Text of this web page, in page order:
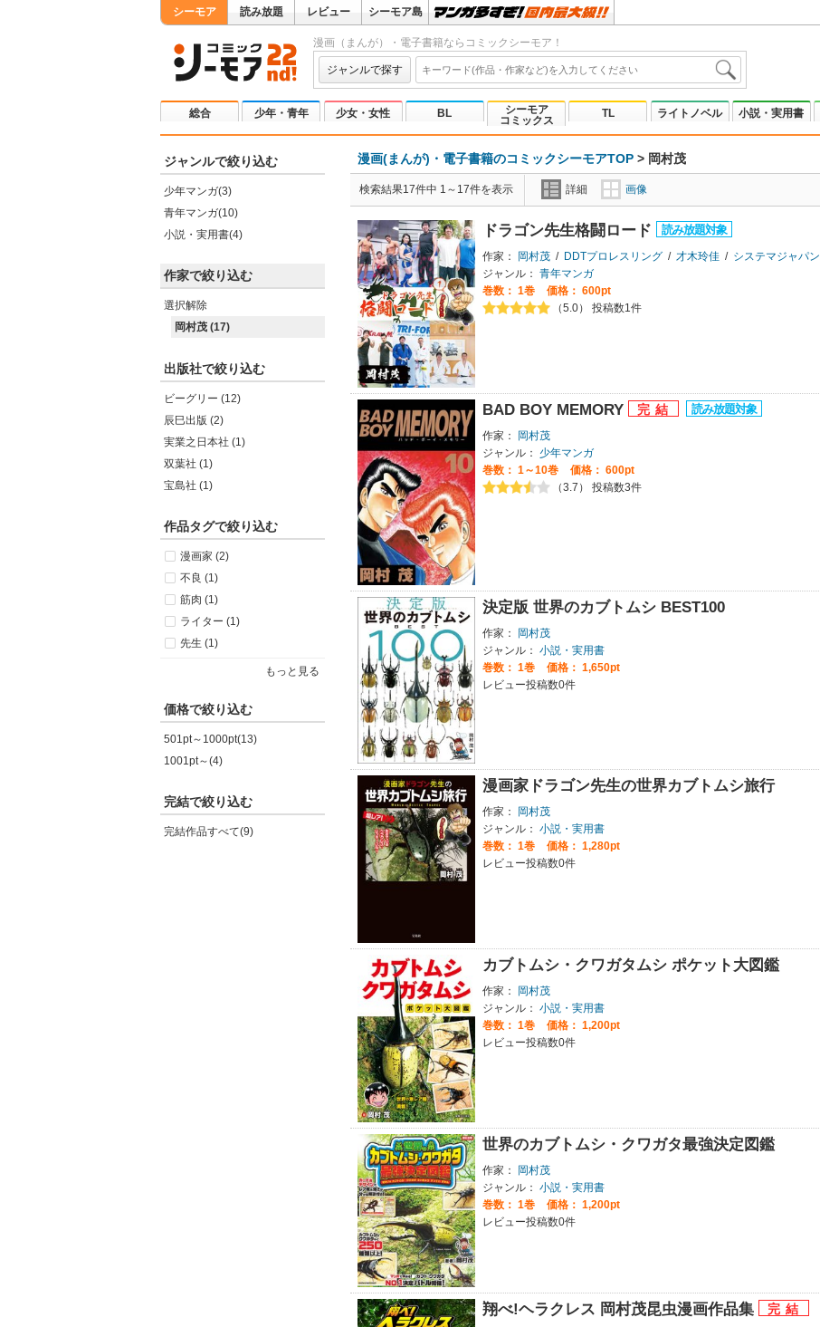
シーモア 読み放題 レビュー シーモア島
漫画（まんが）・電子書籍ならコミックシーモア！
ジャンルで探す
総合 少年・青年 少女・女性 BL
シーモア
コミックス
TL ライトノベル 小説・実用書
ジャンルで絞り込む
少年マンガ(3)
青年マンガ(10)
小説・実用書(4)
作家で絞り込む
選択解除
岡村茂 (17)
出版社で絞り込む
ビーグリー (12)
辰巳出版 (2)
実業之日本社 (1)
双葉社 (1)
宝島社 (1)
作品タグで絞り込む
漫画家 (2)
不良 (1)
筋肉 (1)
ライター (1)
先生 (1)
もっと見る
価格で絞り込む
501pt～1000pt(13)
1001pt～(4)
完結で絞り込む
完結作品すべて(9)
漫画(まんが)・電子書籍のコミックシーモアTOP > 岡村茂
検索結果17件中 1～17件を表示 詳細 画像
ドラゴン先生格闘ロード
作家： 岡村茂 / DDTプロレスリング / 才木玲佳 / システマジャパン
ジャンル： 青年マンガ
巻数： 1巻
価格： 600pt
（5.0） 投稿数1件
BAD BOY MEMORY
作家：
岡村茂
ジャンル：
少年マンガ
巻数： 1～10巻
価格： 600pt
（3.7） 投稿数3件
決定版 世界のカブトムシ BEST100
作家：
岡村茂
ジャンル： 小説・実用書
巻数： 1巻
価格： 1,650pt
レビュー投稿数0件
漫画家ドラゴン先生の世界カブトムシ旅行
作家：
岡村茂
ジャンル： 小説・実用書
巻数： 1巻
価格： 1,280pt
レビュー投稿数0件
カブトムシ・クワガタムシ ポケット大図鑑
作家：
岡村茂
ジャンル： 小説・実用書
巻数： 1巻
価格： 1,200pt
レビュー投稿数0件
世界のカブトムシ・クワガタ最強決定図鑑
作家：
岡村茂
ジャンル： 小説・実用書
巻数： 1巻
価格： 1,200pt
レビュー投稿数0件
翔べ!ヘラクレス 岡村茂昆虫漫画作品集